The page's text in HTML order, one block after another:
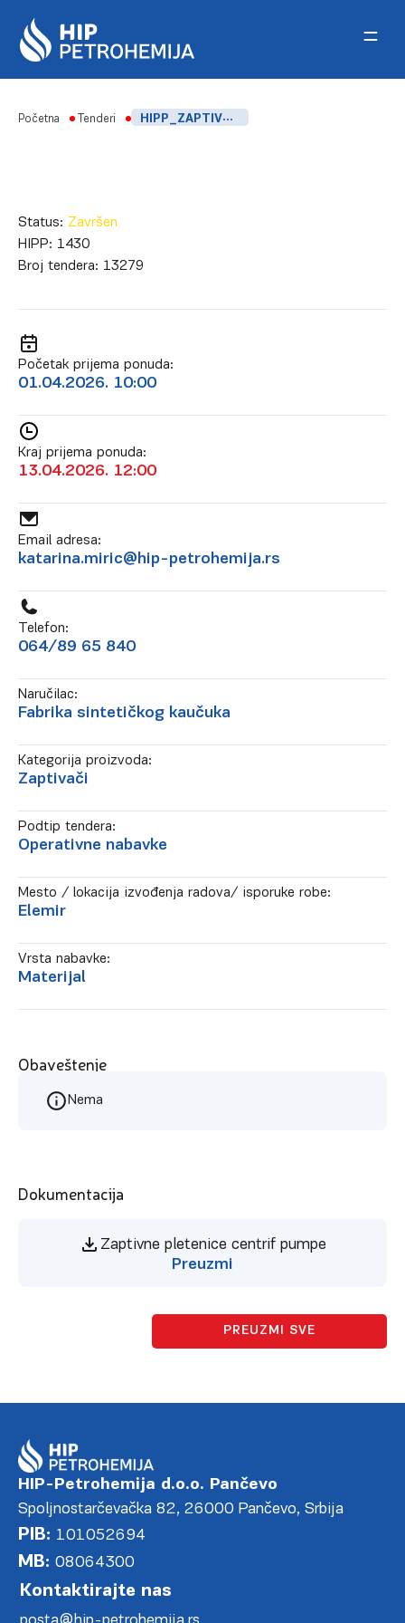
Početna Tenderi HIPP_ZAPTIVNE PLETENICE CENTRIFUGALNIH PUMPI_FSK
Status: Završen
HIPP: 1430
Broj tendera: 13279
Početak prijema ponuda:
01.04.2026. 10:00
Kraj prijema ponuda:
13.04.2026. 12:00
Email adresa:
katarina.miric@hip-petrohemija.rs
Telefon:
064/89 65 840
Naručilac:
Fabrika sintetičkog kaučuka
Kategorija proizvoda:
Zaptivači
Podtip tendera:
Operativne nabavke
Mesto / lokacija izvođenja radova/ isporuke robe:
Elemir
Vrsta nabavke:
Materijal
Obaveštenje
Nema
Dokumentacija
Zaptivne pletenice centrif pumpe
Preuzmi
PREUZMI SVE
HIP-Petrohemija d.o.o. Pančevo
Spoljnostarčevačka 82, 26000 Pančevo, Srbija
PIB: 101052694
MB: 08064300
Kontaktirajte nas